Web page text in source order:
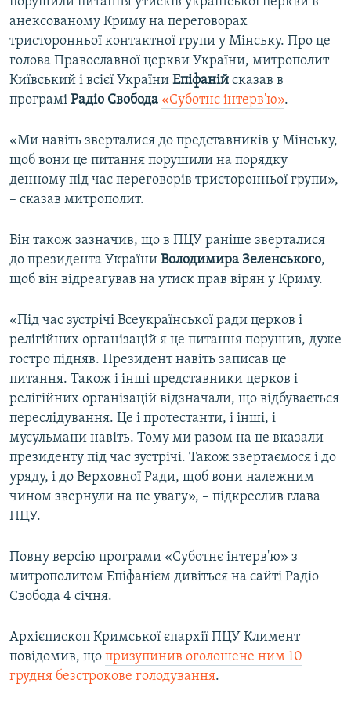
анексованому Криму на переговорах
тристоронньої контактної групи у Мінську. Про це
голова Православної церкви України, митрополит
Київський і всієї України Епіфаній сказав в
програмі Радіо Свобода «Суботнє інтерв'ю»​.
«Ми навіть зверталися до представників у Мінську,
щоб вони це питання порушили на порядку
денному під час переговорів тристоронньої групи»,
– сказав митрополит.
Він також зазначив, що в ПЦУ раніше зверталися
до президента України Володимира Зеленського,
щоб він відреагував на утиск прав вірян у Криму.
«Під час зустрічі Всеукраїнської ради церков і
релігійних організацій я це питання порушив, дуже
гостро підняв. Президент навіть записав це
питання. Також і інші представники церков і
релігійних організацій відзначали, що відбувається
переслідування. Це і протестанти, і інші, і
мусульмани навіть. Тому ми разом на це вказали
президенту під час зустрічі. Також звертаємося і до
уряду, і до Верховної Ради, щоб вони належним
чином звернули на це увагу», – підкреслив глава
ПЦУ.
Повну версію програми «Суботнє інтерв'ю» з
митрополитом Епіфанієм дивіться на сайті Радіо
Свобода 4 січня.
Архієпископ Кримської єпархії ПЦУ Климент
повідомив, що призупинив оголошене ним 10
грудня безстрокове голодування.